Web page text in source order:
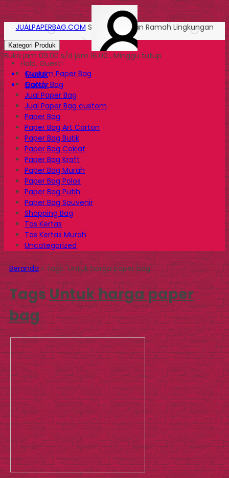
Halo, Guest!
Masuk
Daftar
JUALPAPERBAG.COM Solusi Kemasan Ramah Lingkungan
Kategori Produk
Buka jam 09.00 s/d jam 16.00 , Minggu tutup
Custom Paper Bag
Goody Bag
Jual Paper Bag
Jual Paper Bag custom
Paper Bag
Paper Bag Art Carton
Paper Bag Butik
Paper Bag Coklat
Paper Bag Kraft
Paper Bag Murah
Paper Bag Polos
Paper Bag Putih
Paper Bag Souvenir
Shopping Bag
Tas Kertas
Tas Kertas Murah
Uncategorized
Beranda»Tags "Untuk harga paper bag"
TagsUntuk harga paper
bag